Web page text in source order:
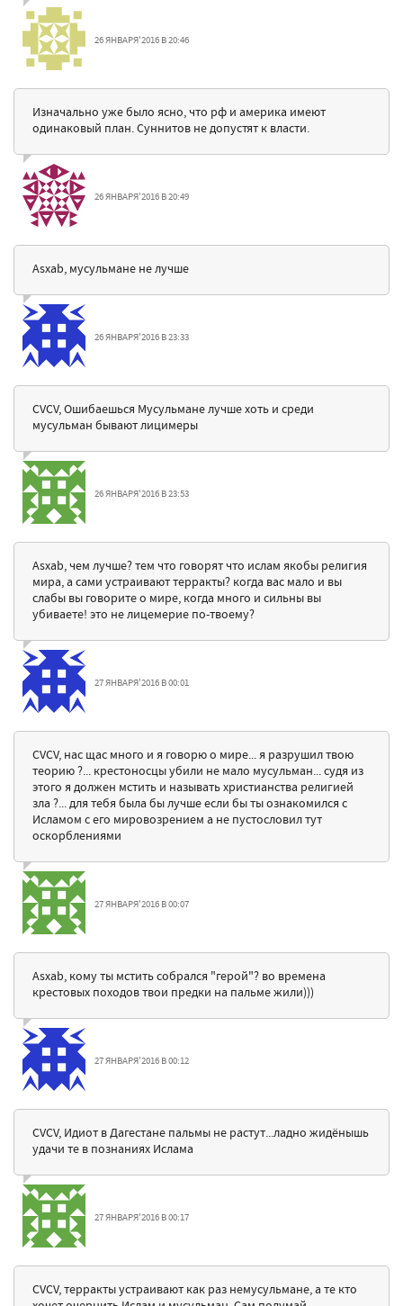
26 ЯНВАРЯ'2016 В 20:46
Изначально уже было ясно, что рф и америка имеют
одинаковый план. Суннитов не допустят к власти.
26 ЯНВАРЯ'2016 В 20:49
Asxab, мусульмане не лучше
26 ЯНВАРЯ'2016 В 23:33
CVCV, Ошибаешься Мусульмане лучше хоть и среди
мусульман бывают лицимеры
26 ЯНВАРЯ'2016 В 23:53
Asxab, чем лучше? тем что говорят что ислам якобы религия
мира, а сами устраивают терракты? когда вас мало и вы
слабы вы говорите о мире, когда много и сильны вы
убиваете! это не лицемерие по-твоему?
27 ЯНВАРЯ'2016 В 00:01
CVCV, нас щас много и я говорю о мире... я разрушил твою
теорию ?... крестоносцы убили не мало мусульман... судя из
этого я должен мстить и называть христианства религией
зла ?... для тебя была бы лучше если бы ты ознакомился с
Исламом с его мировозрением а не пустословил тут
оскорблениями
27 ЯНВАРЯ'2016 В 00:07
Asxab, кому ты мстить собрался "герой"? во времена
крестовых походов твои предки на пальме жили)))
27 ЯНВАРЯ'2016 В 00:12
CVCV, Идиот в Дагестане пальмы не растут...ладно жидёнышь
удачи те в познаниях Ислама
27 ЯНВАРЯ'2016 В 00:17
CVCV, терракты устраивают как раз немусульмане, а те кто